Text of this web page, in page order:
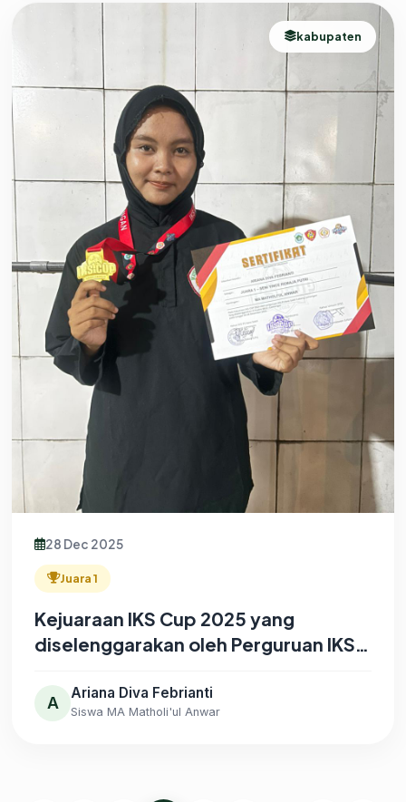
kabupaten
28 Dec 2025
Juara 1
Kejuaraan IKS Cup 2025 yang
diselenggarakan oleh Perguruan IKS
A Ariana Diva Febrianti
Siswa MA Matholi'ul Anwar